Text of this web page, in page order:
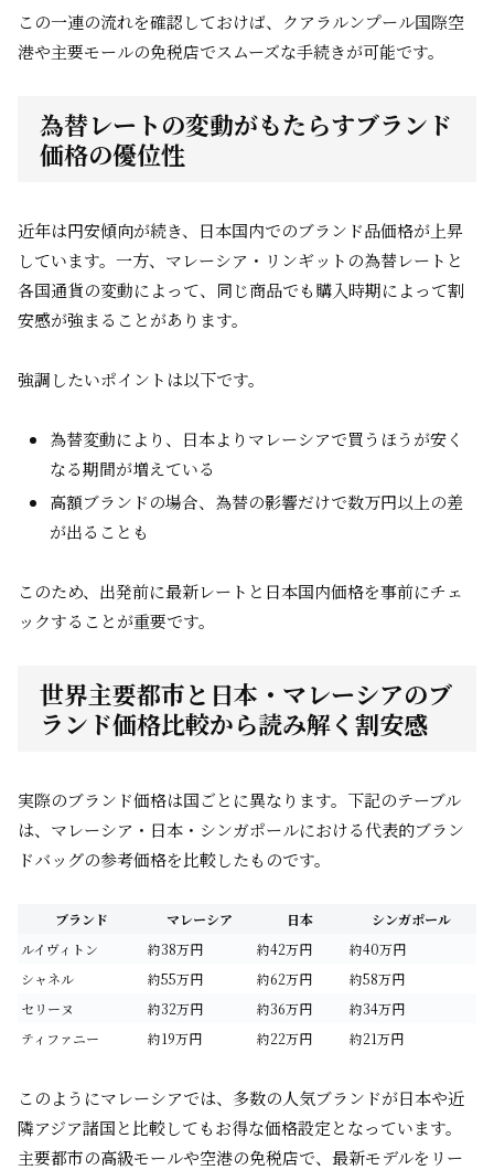
この一連の流れを確認しておけば、クアラルンプール国際空
港や主要モールの免税店でスムーズな手続きが可能です。
為替レートの変動がもたらすブランド
価格の優位性
近年は円安傾向が続き、日本国内でのブランド品価格が上昇
しています。一方、マレーシア・リンギットの為替レートと
各国通貨の変動によって、同じ商品でも購入時期によって割
安感が強まることがあります。
強調したいポイントは以下です。
為替変動により、日本よりマレーシアで買うほうが安く
なる期間が増えている
高額ブランドの場合、為替の影響だけで数万円以上の差
が出ることも
このため、出発前に最新レートと日本国内価格を事前にチェ
ックすることが重要です。
世界主要都市と日本・マレーシアのブ
ランド価格比較から読み解く割安感
実際のブランド価格は国ごとに異なります。下記のテーブル
は、マレーシア・日本・シンガポールにおける代表的ブラン
ドバッグの参考価格を比較したものです。
ブランド マレーシア 日本
シンガポール
ルイヴィトン
約38万円 約42万円
約40万円
シャネル
約55万円 約62万円
約58万円
セリーヌ
約32万円 約36万円
約34万円
ティファニー
約19万円 約22万円 約21万円
このようにマレーシアでは、多数の人気ブランドが日本や近
隣アジア諸国と比較してもお得な価格設定となっています。
主要都市の高級モールや空港の免税店で、最新モデルをリー